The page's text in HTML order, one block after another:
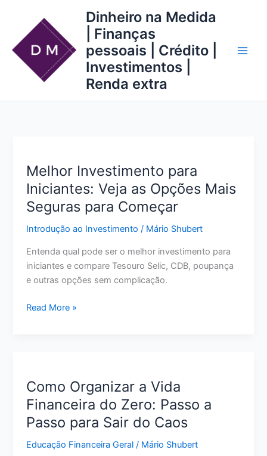
conteúdo
Dinheiro na Medida
| Finanças
pessoais | Crédito |
Investimentos |
Renda extra
Melhor Investimento para
Iniciantes: Veja as Opções Mais
Seguras para Começar
Introdução ao Investimento / Mário Shubert
Entenda qual pode ser o melhor investimento para
iniciantes e compare Tesouro Selic, CDB, poupança
e outras opções sem complicação.
Melhor
Opções
Mais
Seguras
Começar
Read More »
Como Organizar a Vida
Financeira do Zero: Passo a
Passo para Sair do Caos
Educação Financeira Geral / Mário Shubert